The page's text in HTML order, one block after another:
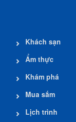
Khách sạn
Ẩm thực
Khám phá
Mua sắm
Lịch trình